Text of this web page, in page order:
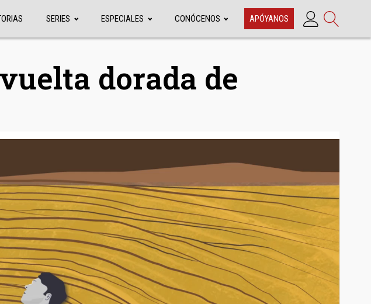
SERIES ESPECIALES CONÓCENOS APÓYANOS
dorada de